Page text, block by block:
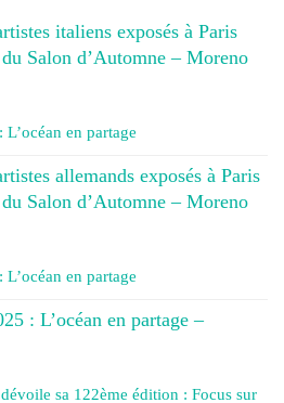
italiens exposés à Paris
Salon d’Automne – Moreno
en partage
allemands exposés à Paris
Salon d’Automne – Moreno
en partage
: L’océan en partage –
sa 122ème édition : Focus sur